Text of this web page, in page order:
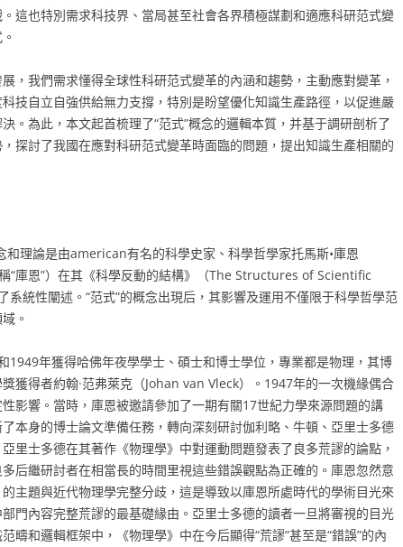
這也特別需求科技界、當局甚至社會各界積極謀劃和適應科研范式變
，我們需求懂得全球性科研范式變革的內涵和趨勢，主動應對變革，
技自立自強供給無力支撐，特別是盼望優化知識生產路徑，以促進嚴
。為此，本文起首梳理了“范式”概念的邏輯本質，并基于調研剖析了
探討了我國在應對科研范式變革時面臨的問題，提出知識生產相關的
和理論是由american有名的科學史家、科學哲學家托馬斯•庫恩
“庫恩”）在其《科學反動的結構》（The Structures of Scientific
統性闡述。“范式”的概念出現后，其影響及運用不僅限于科學哲學范
。
1949年獲得哈佛年夜學學士、碩士和博士學位，專業都是物理，其博
獲得者約翰·范弗萊克（Johan van Vleck）。1947年的一次機緣偶合
影響。當時，庫恩被邀請參加了一期有關17世紀力學來源問題的講
本身的博士論文準備任務，轉向深刻研討伽利略、牛頓、亞里士多德
里士多德在其著作《物理學》中對運動問題發表了良多荒謬的論點，
后繼研討者在相當長的時間里視這些錯誤觀點為正確的。庫恩忽然意
主題與近代物理學完整分歧，這是導致以庫恩所處時代的學術目光來
門內容完整荒謬的最基礎緣由。亞里士多德的讀者一旦將審視的目光
疇和邏輯框架中，《物理學》中在今后顯得“荒謬”甚至是“錯誤”的內